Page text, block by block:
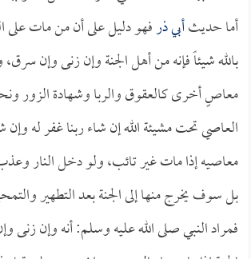
أما حديثأبي ذرفهو دليل على أن من مات على
بالله شيئاً فإنه من أهل الجنة وإن زنى وإن
معاصٍ أخرى كالعقوق والربا وشهادة الزور
العاصي تحت مشيئة الله إن شاء ربنا غفر له
معاصيه إذا مات غير تائب، ولو دخل النار وعذب
بل سوف يخرج منها إلى الجنة بعد التطهير
فمراد النبي صلى الله عليه وسلم: أنه وإن زنى